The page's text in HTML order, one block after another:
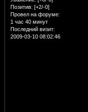
Позитив: [+2/-0]
Провел на форуме:
1 час 40 минут
Последний визит:
2009-03-10 08:02:46